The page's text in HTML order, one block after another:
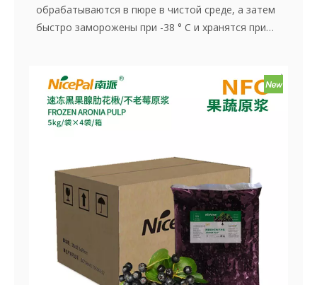
обрабатываются в пюре в чистой среде, а затем
быстро заморожены при -38 ° C и хранятся при
течение 30 минут, что эффективно сохраняет
свежий вкус и содержание питания в ягода Acai.